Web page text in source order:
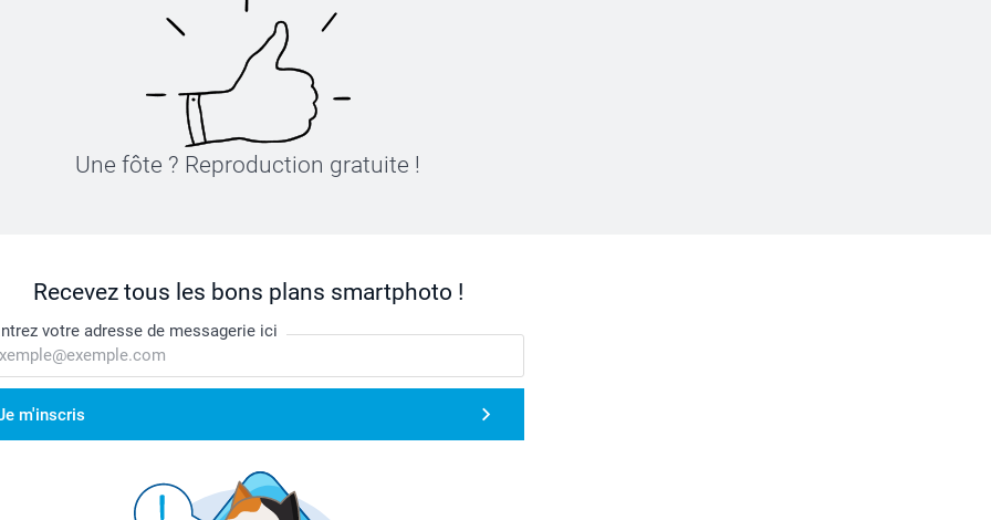
Une fôte ? Reproduction gratuite !
Recevez tous les bons plans smartphoto !
votre adresse de messagerie ici
m'inscris